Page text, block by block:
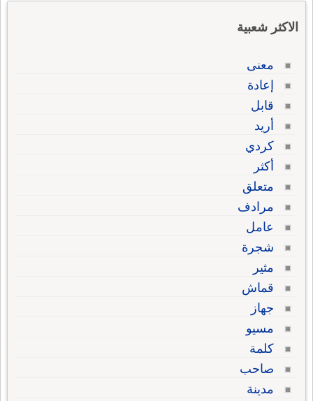
الاكثر شعبية
معنى
إعادة
قابل
أريد
كردي
أكثر
متعلق
مرادف
عامل
شجرة
مثير
قماش
جهاز
مسيو
كلمة
صاحب
مدينة